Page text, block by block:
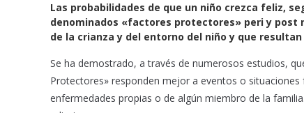
c
e
b
o
o
k
a
t
s
A
p
p
a
i
l
Las probabilidades de que un niño crezca feliz,
denominados «factores protectores» peri y post
de la crianza y del entorno del niño y que
Se ha demostrado, a través de numerosos estudios,
Protectores» responden mejor a eventos o
enfermedades propias o de algún miembro de la